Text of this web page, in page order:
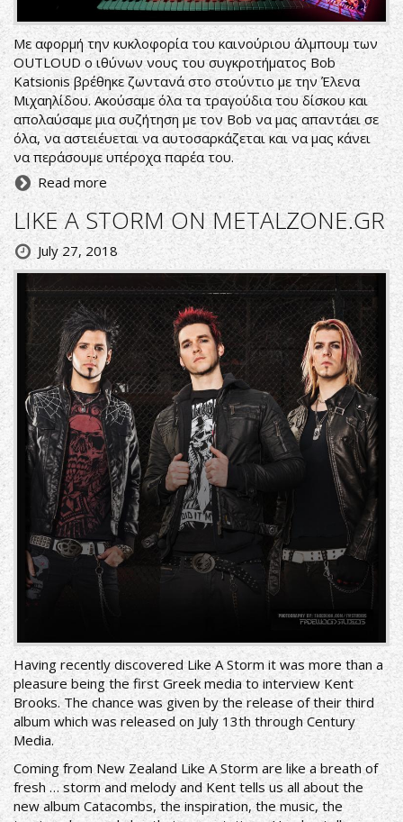
Με αφορμή την κυκλοφορία του καινούριου άλμπουμ των
OUTLOUD ο ιθύνων νους του συγκροτήματος Bob
Katsionis βρέθηκε ζωντανά στο στούντιο με την Έλενα
Μιχαηλίδου. Ακούσαμε όλα τα τραγούδια του δίσκου και
απολαύσαμε μια συζήτηση με τον Bob να μας απαντάει σε
όλα, να αστειέυεται να αυτοσαρκάζεται και να μας κάνει
να περάσουμε υπέροχα παρέα του.
Read more
LIKE A STORM ON METALZONE.GR
July 27, 2018
Having recently discovered Like A Storm it was more than a
pleasure being the first Greek media to interview Kent
Brooks. The chance was given by the release of their third
album which was released on July 13th through Century
Media.
Coming from New Zealand Like A Storm are like a breath of
fresh … storm and melody and Kent tells us all about the
new album Catacombs, the inspiration, the music, the